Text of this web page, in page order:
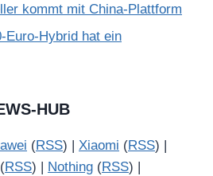
kommt mit China-Plattform
Euro-Hybrid hat ein
HUB
(RSS) | Xiaomi (RSS) |
(RSS) | Nothing (RSS) |